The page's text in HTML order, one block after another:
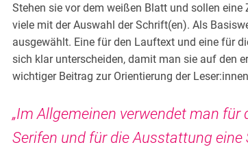
Stehen sie vor dem weißen Blatt und sollen
viele mit der Auswahl der Schrift(en). Als
ausgewählt. Eine für den Lauftext und eine für
sich klar unterscheiden, damit man sie auf den
wichtiger Beitrag zur Orientierung der
„Im Allgemeinen verwendet man
Serifen und für die Ausstattung